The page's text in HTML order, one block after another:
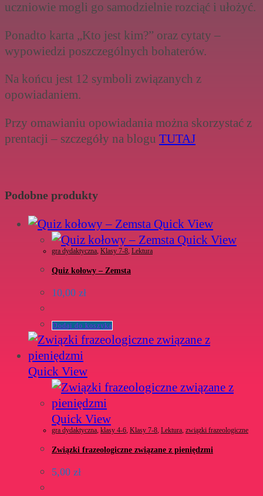
uczniowie mogli go samodzielnie rozciąć i ułożyć.
Ponadto karta „Kto jest kim?” oraz cytaty –
wypowiedzi poszczególnych bohaterów.
Na końcu jest 12 symboli związanych z
opowiadaniem.
Przy omawianiu opowiadania można skorzystać z
prentacji – szczegóły na blogu TUTAJ
Podobne produkty
Quick View
Quick View
gra dydaktyczna Klasy 7-8 Lektura
Quiz kołowy – Zemsta
10,00 zł
Dodaj do koszyka
Quick View
Quick View
gra dydaktyczna, klasy 4-6, Klasy 7-8, Lektura, związki frazeologiczne
Związki frazeologiczne związane z pieniędzmi
5,00 zł